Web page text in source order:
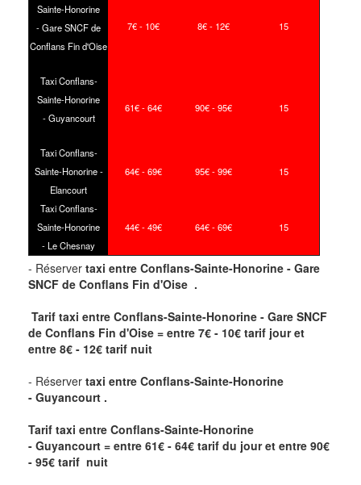
Sainte-Honorine
- Gare SNCF de
Conflans Fin d'Oise
7€ - 10€ 8€ - 12€ 15
Taxi Conflans-
Sainte-Honorine
- Guyancourt
61€ - 64€ 90€ - 95€ 15
Taxi Conflans-
Sainte-Honorine -
Elancourt
64€ - 69€ 95€ - 99€ 15
Taxi Conflans-
Sainte-Honorine
- Le Chesnay
44€ - 49€ 64€ - 69€ 15
- Réserver taxi entre Conflans-Sainte-Honorine - Gare
SNCF de Conflans Fin d'Oise .
Tarif taxi entre Conflans-Sainte-Honorine - Gare SNCF
de Conflans Fin d'Oise = entre 7€ - 10€ tarif jour et
entre 8€ - 12€ tarif nuit
- Réserver taxi entre Conflans-Sainte-Honorine
- Guyancourt .
Tarif taxi entre Conflans-Sainte-Honorine
- Guyancourt = entre 61€ - 64€ tarif du jour et entre 90€
- 95€ tarif nuit